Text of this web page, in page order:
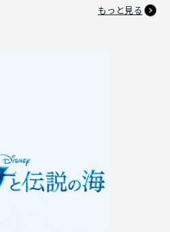
もっと見る